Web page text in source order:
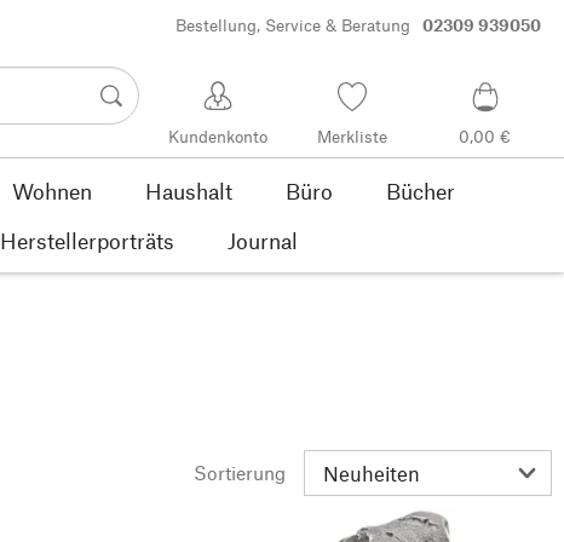
Bestellung, Service & Beratung 02309 939050
Kundenkonto Merkliste 0,00 €
Wohnen Haushalt Büro
Bücher
Herstellerporträts Journal
Sortierung